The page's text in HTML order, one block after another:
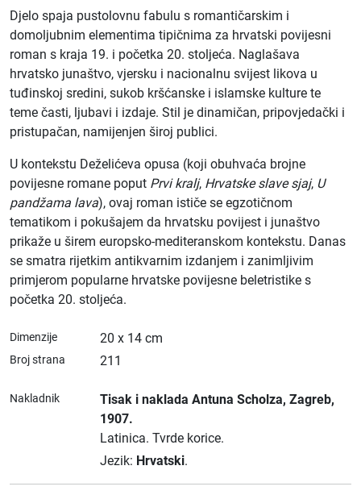
Djelo spaja pustolovnu fabulu s romantičarskim i
domoljubnim elementima tipičnima za hrvatski povijesni
roman s kraja 19. i početka 20. stoljeća. Naglašava
hrvatsko junaštvo, vjersku i nacionalnu svijest likova u
tuđinskoj sredini, sukob kršćanske i islamske kulture te
teme časti, ljubavi i izdaje. Stil je dinamičan, pripovjedački i
pristupačan, namijenjen široj publici.
U kontekstu Deželićeva opusa (koji obuhvaća brojne
povijesne romane poput Prvi kralj, Hrvatske slave sjaj, U
pandžama lava), ovaj roman ističe se egzotičnom
tematikom i pokušajem da hrvatsku povijest i junaštvo
prikaže u širem europsko-mediteranskom kontekstu. Danas
se smatra rijetkim antikvarnim izdanjem i zanimljivim
primjerom popularne hrvatske povijesne beletristike s
početka 20. stoljeća.
Dimenzije 20 x 14 cm
Broj strana 211
Nakladnik Tisak i naklada Antuna Scholza, Zagreb,
1907.
Latinica. Tvrde korice.
Jezik: Hrvatski.